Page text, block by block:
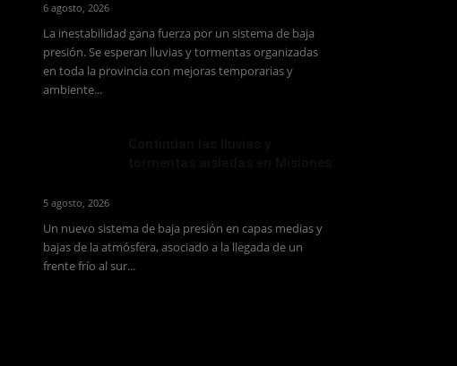
6 agosto, 2026
La inestabilidad gana fuerza por un sistema de baja
presión. Se esperan lluvias y tormentas organizadas
en toda la provincia con mejoras temporarias y
ambiente...
5 agosto, 2026
Un nuevo sistema de baja presión en capas medias y
bajas de la atmósfera, asociado a la llegada de un
frente frío al sur...